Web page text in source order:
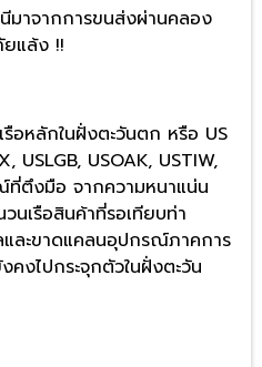
มาจากการขนส่งผ่านคลอง
แล้ง !!
อหลักในฝั่งตะวันตก หรือ US
USOAK, USTIW,
ที่ตึงมือ จากความหนาแน่น
นเรือสินค้าที่รอเทียบท่า
และขาดแคลนอุปกรณ์ภาคการ
งไปกระจุกตัวในฝั่งตะวัน